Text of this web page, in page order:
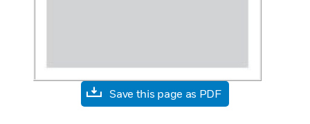
Save this page as PDF